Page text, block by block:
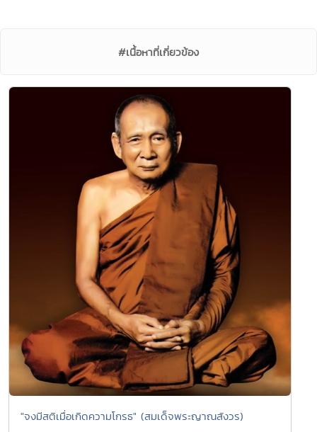
#เนื้อหาที่เกี่ยวข้อง
"จงมีสติเมื่อเกิดความโกรธ" (สมเด็จพระญาณสังวร)